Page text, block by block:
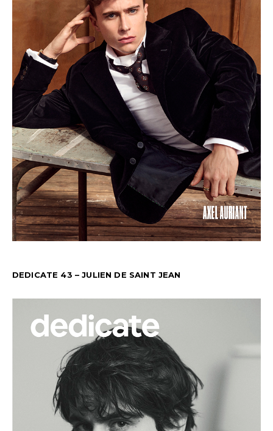
DEDICATE 43 – JULIEN DE SAINT JEAN